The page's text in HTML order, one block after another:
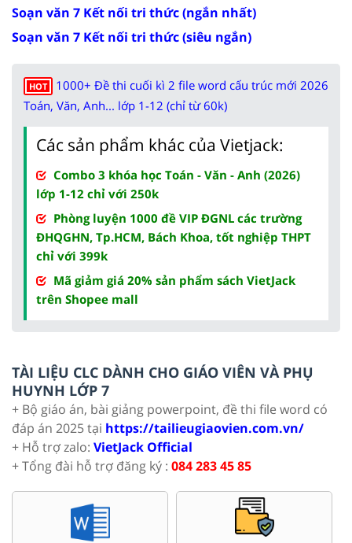
Soạn văn 7 Kết nối tri thức (ngắn nhất)
Soạn văn 7 Kết nối tri thức (siêu ngắn)
HOT
1000+ Đề thi cuối kì 2 file word cấu trúc mới 2026
Toán, Văn, Anh... lớp 1-12 (chỉ từ 60k)
Các sản phẩm khác của Vietjack:
Combo 3 khóa học Toán - Văn - Anh (2026)
lớp 1-12 chỉ với 250k
Phòng luyện 1000 đề VIP ĐGNL các trường
ĐHQGHN, Tp.HCM, Bách Khoa, tốt nghiệp THPT
chỉ với 399k
Mã giảm giá 20% sản phẩm sách VietJack
trên Shopee mall
TÀI LIỆU CLC DÀNH CHO GIÁO VIÊN VÀ PHỤ
HUYNH LỚP 7
+ Bộ giáo án, bài giảng powerpoint, đề thi file word có
đáp án 2025 tại https://tailieugiaovien.com.vn/
+ Hỗ trợ zalo: VietJack Official
+ Tổng đài hỗ trợ đăng ký : 084 283 45 85